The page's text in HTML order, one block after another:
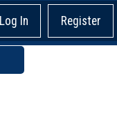
Log In Register